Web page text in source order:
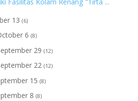
13 (6)
6 (8)
29 (12)
22 (12)
15 (8)
8 (8)